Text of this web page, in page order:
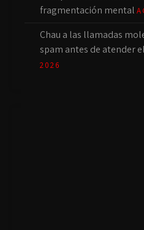
fragmentación mental
Chau a las llamadas
spam antes de atender
2026